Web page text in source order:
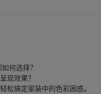
何选择？
现效果？
松搞定家装中的色彩困惑。